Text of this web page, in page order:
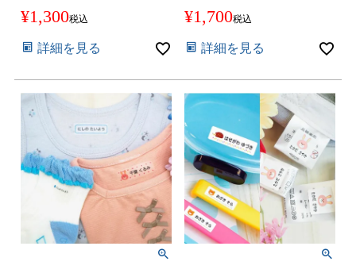
¥1,300税込
詳細を見る
¥1,700税込
詳細を見る